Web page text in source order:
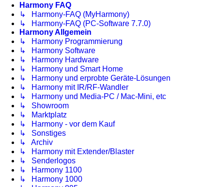
Harmony FAQ
↳ Harmony-FAQ (MyHarmony)
↳ Harmony-FAQ (PC-Software 7.7.0)
Harmony Allgemein
↳ Harmony Programmierung
↳ Harmony Software
↳ Harmony Hardware
↳ Harmony und Smart Home
↳ Harmony und erprobte Geräte-Lösungen
↳ Harmony mit IR/RF-Wandler
↳ Harmony und Media-PC / Mac-Mini, etc
↳ Showroom
↳ Marktplatz
↳ Harmony - vor dem Kauf
↳ Sonstiges
↳ Archiv
↳ Harmony mit Extender/Blaster
↳ Senderlogos
↳ Harmony 1100
↳ Harmony 1000